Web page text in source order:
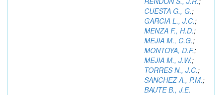
CUESTA G., G.;
GARCIA L., J.C.;
MENZA F., H.D.;
MEJIA M., C.G.;
MONTOYA, D.F.;
MEJIA M., J.W.;
TORRES N., J.C.;
SANCHEZ A., P.M.;
BAUTE B., J.E.